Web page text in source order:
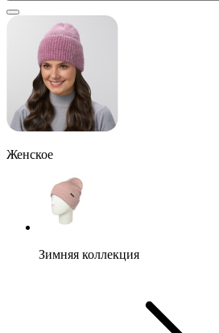
Женское
Зимняя коллекция